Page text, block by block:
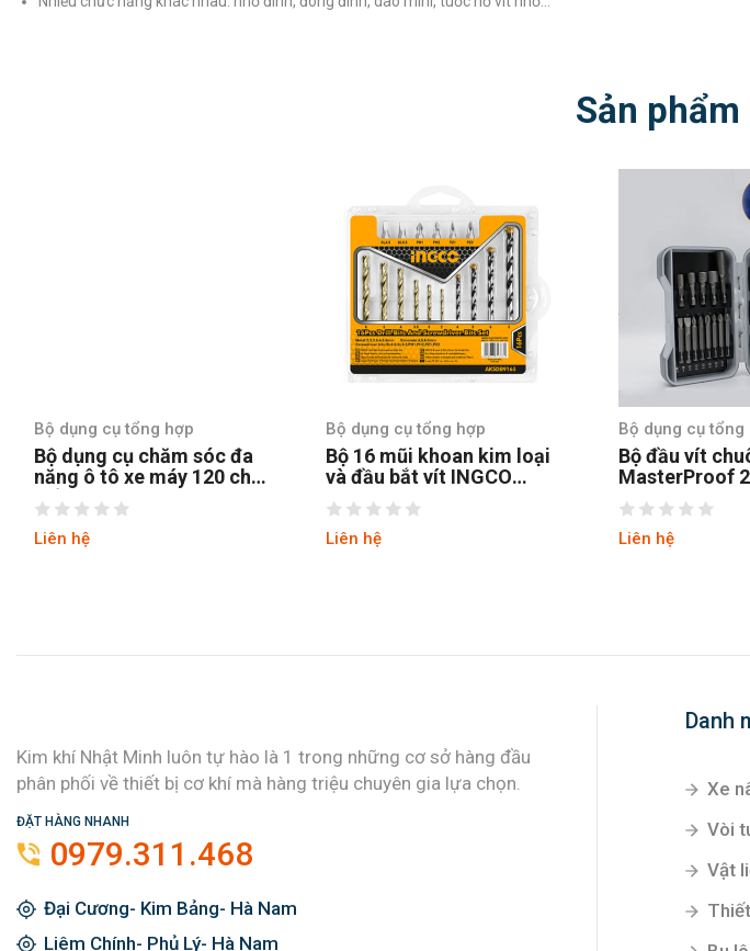
Sản
Bộ dụng cụ tổng hợp
Bộ dụng cụ chăm sóc đa
năng ô tô xe máy 120 chi
tiết C-Mart Tools K0171
Liên hệ
Bộ dụng cụ tổng hợp
Bộ 16 mũi khoan kim loại
và đầu bắt vít INGCO
AKSDB9165
Liên hệ
Bộ dụng cụ tổng
Bộ đầu vít
MasterProof
Liên hệ
Kim khí Nhật Minh luôn tự hào là 1 trong những cơ sở hàng đầu
phân phối về thiết bị cơ khí mà hàng triệu chuyên gia lựa chọn.
Danh
Xe
Vòi
Vật